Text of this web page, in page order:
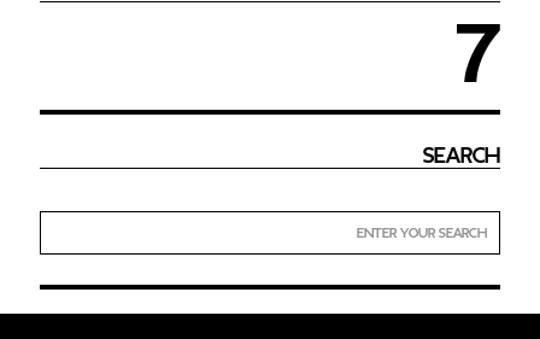
7
Search